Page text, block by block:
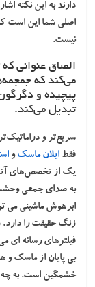
دارند به این نکته
اصلی شما این است
نیست.
الصاق عنوانی
می‌کند که
پیچیده و
تبدیل می‌کند.
سریع‌تر و
فقطایلان ماسکو
یک از تخصص‌های آنها
به صدای جمعی وحشت
ابرهوش ماشینی می
زنگ حقیقت را دارد،
فیلترهای رسانه ای
بی پایان از ماسک و
خشمگین است. به چه